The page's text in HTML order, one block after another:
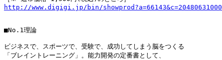
http://www.digigi.jp/bin/
■No.1理論
ビジネスで、スポーツで、受験で、成功してしまう脳をつくる
「ブレイントレーニング」。能力開発の定番書として、